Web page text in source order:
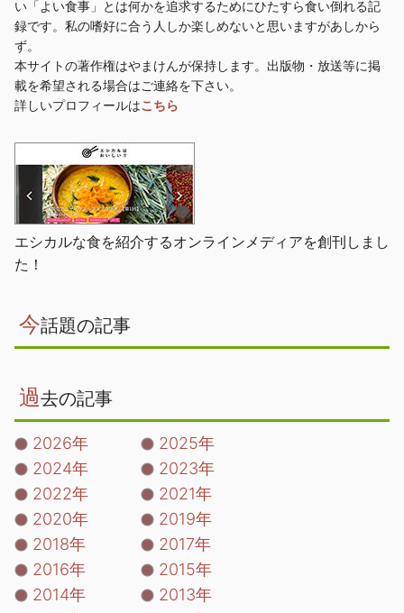
い「よい食事」とは何かを追求するためにひたすら食い倒れる記
録です。私の嗜好に合う人しか楽しめないと思いますがあしから
ず。
本サイトの著作権はやまけんが保持します。出版物・放送等に掲
載を希望される場合はご連絡を下さい。
詳しいプロフィールはこちら
エシカルな食を紹介するオンラインメディアを創刊しまし
た！
今話題の記事
過去の記事
2026年
2025年
2024年
2023年
2022年
2021年
2020年
2019年
2018年
2017年
2016年
2015年
2014年
2013年